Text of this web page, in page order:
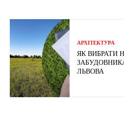
АРХІТЕКТУРА
ЯК ВИБРАТИ
ЛЬВОВА